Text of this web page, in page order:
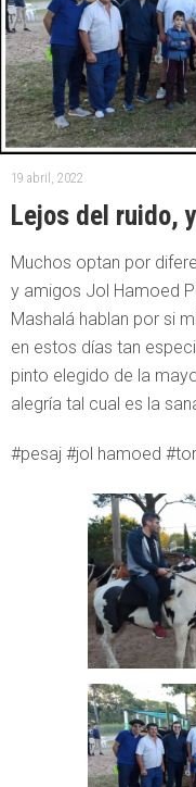
19 abril, 2022
Lejos del ruido,
Muchos optan por
y amigos Jol Hamoed
Mashalá hablan por si
en estos días tan
pinto elegido de la
alegría tal cual es la
#pesaj #jol hamoed